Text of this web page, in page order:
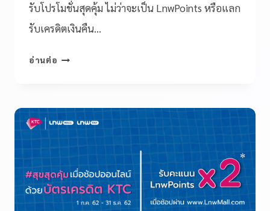
รับโปรโมชั่นสุดคุ้ม ไม่ว่าจะเป็น LnwPoints หรือแลก
รับเครดิตเงินคืน…
อ่านต่อ